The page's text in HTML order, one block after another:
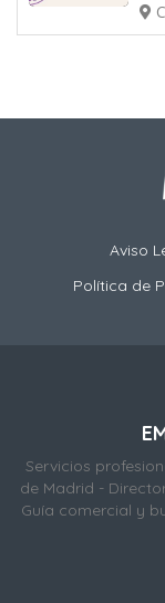
Aviso
Política de
Servicios
de Madrid -
Guía comercial y